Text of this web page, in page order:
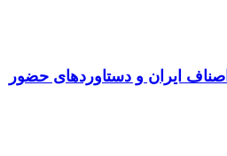
ایران و دستاوردهای حضور